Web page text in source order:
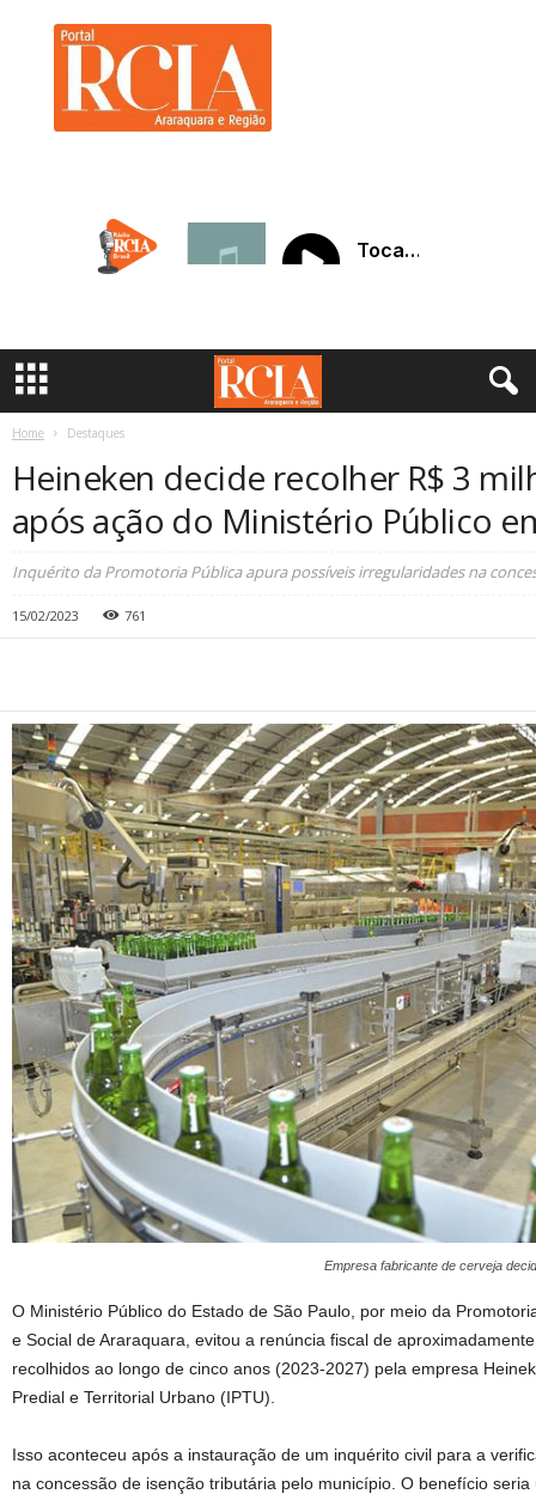
a
Home Destaques
Heineken decide recolher R$ 3
após ação do Ministério Público
Inquérito da Promotoria Pública apura possíveis irregularidades na
15/02/2023 761
Empresa fabricante de cerveja
O Ministério Público do Estado de São Paulo, por meio da
e Social de Araraquara, evitou a renúncia fiscal de
recolhidos ao longo de cinco anos (2023-2027) pela empresa
Predial e Territorial Urbano (IPTU).
Isso aconteceu após a instauração de um inquérito civil para a
na concessão de isenção tributária pelo município. O benefício